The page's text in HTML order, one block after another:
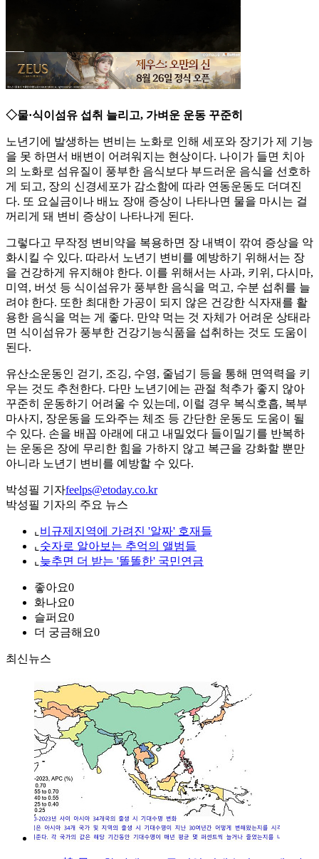
◇물·식이섬유 섭취 늘리고, 가벼운 운동 꾸준히
노년기에 발생하는 변비는 노화로 인해 세포와 장기가 제 기능
을 못 하면서 배변이 어려워지는 현상이다. 나이가 들면 치아
의 노화로 섬유질이 풍부한 음식보다 부드러운 음식을 선호하
게 되고, 장의 신경세포가 감소함에 따라 연동운동도 더뎌진
다. 또 요실금이나 배뇨 장애 증상이 나타나면 물을 마시는 걸
꺼리게 돼 변비 증상이 나타나게 된다.
그렇다고 무작정 변비약을 복용하면 장 내벽이 깎여 증상을 악
화시킬 수 있다. 따라서 노년기 변비를 예방하기 위해서는 장
을 건강하게 유지해야 한다. 이를 위해서는 사과, 키위, 다시마,
미역, 버섯 등 식이섬유가 풍부한 음식을 먹고, 수분 섭취를 늘
려야 한다. 또한 최대한 가공이 되지 않은 건강한 식자재를 활
용한 음식을 먹는 게 좋다. 만약 먹는 것 자체가 어려운 상태라
면 식이섬유가 풍부한 건강기능식품을 섭취하는 것도 도움이
된다.
유산소운동인 걷기, 조깅, 수영, 줄넘기 등을 통해 면역력을 키
우는 것도 추천한다. 다만 노년기에는 관절 척추가 좋지 않아
꾸준히 운동하기 어려울 수 있는데, 이럴 경우 복식호흡, 복부
마사지, 장운동을 도와주는 체조 등 간단한 운동도 도움이 될
수 있다. 손을 배꼽 아래에 대고 내밀었다 들이밀기를 반복하
는 운동은 장에 무리한 힘을 가하지 않고 복근을 강화할 뿐만
아니라 노년기 변비를 예방할 수 있다.
박성필 기자feelps@etoday.co.kr
박성필 기자의 주요 뉴스
⌞ 비규제지역에 가려진 '알짜' 호재들
⌞ 숫자로 알아보는 추억의 앨범들
⌞ 늦추면 더 받는 '똘똘한' 국민연금
좋아요0
화나요0
슬퍼요0
더 궁금해요0
최신뉴스